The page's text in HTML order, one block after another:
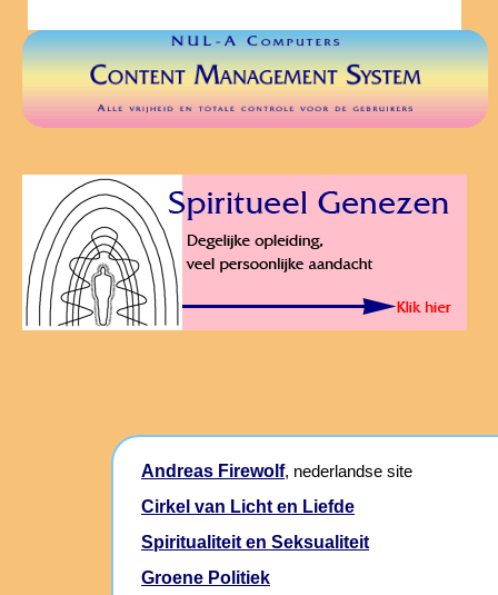
Andreas Firewolf, nederlandse site
Cirkel van Licht en Liefde
Spiritualiteit en Seksualiteit
Groene Politiek